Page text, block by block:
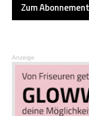
Zum Abonnement
Anzeige